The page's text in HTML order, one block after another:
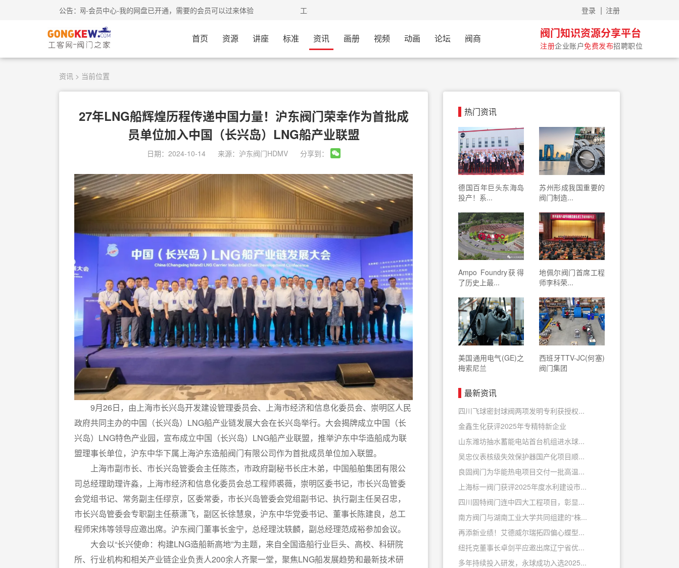
公告：
工客网-会员中心-我的网盘已开通，需要的会员可以过来体验 工客网-会员中心-我的网盘已开通，需要的会员可以过来体验 登录 | 注册
首页 资源 讲座 标准 资讯 画册 视频 动画 论坛 阀商 阀门知识资源分享平台
注册企业账户免费发布招聘职位
资讯 > 当前位置
27年LNG船辉煌历程传递中国力量！沪东阀门荣幸作为首批成
员单位加入中国（长兴岛）LNG船产业联盟
日期：2024-10-14 来源： 沪东阀门HDMV 分享到：
9月26日，由上海市长兴岛开发建设管理委员会、上海市经济和信息化委员会、崇明区人民
政府共同主办的中国（长兴岛）LNG船产业链发展大会在长兴岛举行。大会揭牌成立中国（长
兴岛）LNG特色产业园，宣布成立中国（长兴岛）LNG船产业联盟，推举沪东中华造船成为联
盟理事长单位，沪东中华下属上海沪东造船阀门有限公司作为首批成员单位加入联盟。
上海市副市长、市长兴岛管委会主任陈杰，市政府副秘书长庄木弟，中国船舶集团有限公
司总经理助理许淼，上海市经济和信息化委员会总工程师裘薇，崇明区委书记，市长兴岛管委
会党组书记、常务副主任缪京，区委常委，市长兴岛管委会党组副书记、执行副主任吴召忠，
市长兴岛管委会专职副主任蔡潇飞，副区长徐慧泉，沪东中华党委书记、董事长陈建良，总工
程师宋炜等领导应邀出席。沪东阀门董事长金宁，总经理沈轶麟，副总经理范成裕参加会议。
大会以“长兴使命：构建LNG造船新高地”为主题，来自全国造船行业巨头、高校、科研院
所、行业机构和相关产业链企业负责人200余人齐聚一堂，聚焦LNG船发展趋势和最新技术研
热门资讯
德国百年巨头东海岛
投产！系...
苏州形成我国重要的
阀门制造...
Ampo Foundry获得
了历史上最...
地佩尔阀门首席工程
师李科荣...
美国通用电气(GE)之
梅索尼兰
西班牙TTV-JC(何塞)
阀门集团
最新资讯
四川飞球密封球阀两项发明专利获授权...
金鑫生化获评2025年专精特新企业
山东潍坊抽水蓄能电站首台机组进水球...
吴忠仪表核级失效保护器国产化项目顺...
良固阀门为华能热电项目交付一批高温...
上海标一阀门获评2025年度水利建设市...
四川固特阀门连中四大工程项目，彰显...
南方阀门与湖南工业大学共同组建的“株...
再添新业绩！艾德威尔瑞拓四偏心蝶型...
纽托克董事长卓剑平应邀出席辽宁省优...
多年持续投入研发，永球成功入选2025...